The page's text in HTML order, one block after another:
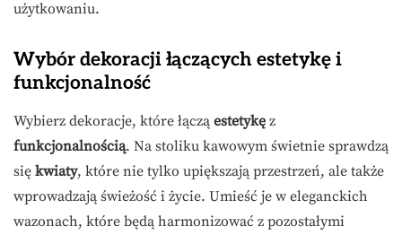
użytkowaniu.
Wybór dekoracji łączących estetykę i
funkcjonalność
Wybierz dekoracje, które łączą estetykę z
funkcjonalnością. Na stoliku kawowym świetnie sprawdzą
się kwiaty, które nie tylko upiększają przestrzeń, ale także
wprowadzają świeżość i życie. Umieść je w eleganckich
wazonach, które będą harmonizować z pozostałymi